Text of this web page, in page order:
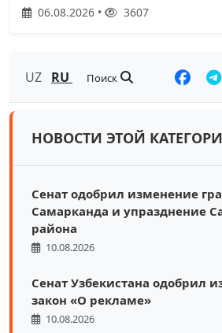
06.08.2026 • 3607
UZ RU Поиск
НОВОСТИ ЭТОЙ
Сенат одобрил изменение
Самарканда и упразднение
района
10.08.2026
Сенат Узбекистана одобрил
закон «О рекламе»
10.08.2026